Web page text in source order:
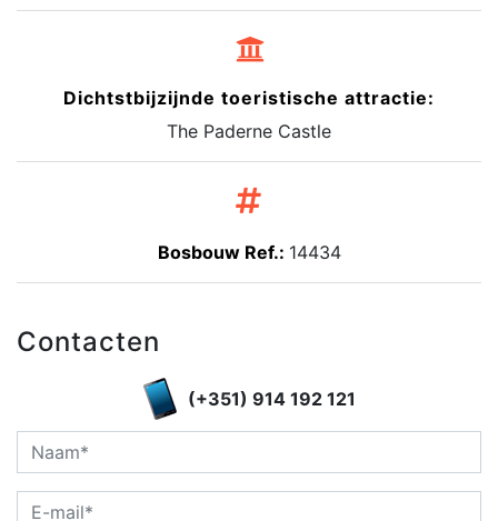
Dichtstbijzijnde toeristische attractie:
The Paderne Castle
Bosbouw Ref.: 14434
Contacten
(+351) 914 192 121